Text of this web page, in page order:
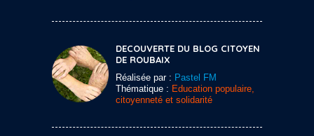
DECOUVERTE DU BLOG CITOYEN
DE ROUBAIX
Réalisée par : Pastel FM
Thématique : Education populaire,
citoyenneté et solidarité